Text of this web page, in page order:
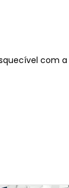
com a